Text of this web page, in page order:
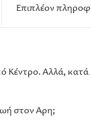
Επιπλέον
Αλλά,
στον Άρη;